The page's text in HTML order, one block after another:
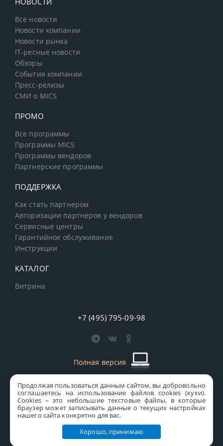
Продолжая пользоваться данным сайтом, вы добровольно
соглашаетесь на использование файлов cookies (куки).
Сookies – это небольшие текстовые файлы, в которые
браузер может записывать данные о текущих настройках
нашего сайта конкретно для вас.
Хорошо, принимаю
Все новости
Новости компании
Новости рынка
IT-ресные новости
Обзоры
События компании
Пресс-релизы
СМИ о MICS
ПРОМО
Все программы
Программы MICS
Программы вендоров
Партнерские программы
ПОДДЕРЖКА
Как стать партнером
Авторизации партнеров у вендоров
Сервисные центры
Гарантийное обслуживание
Инструкции
КАТАЛОГ
Витрина
+7 (495) 795-09-98
Полная версия
старая версия сайтаMICS
Все права защищены © 1997-2026 MICS Distribution Company
Правовая информация